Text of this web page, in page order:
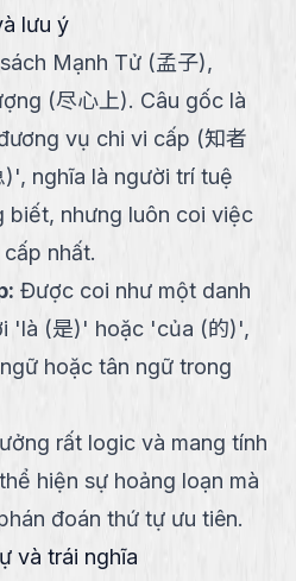
lưu ý
Mạnh Tử (孟子),
(尽心上). Câu gốc là
vụ chi vi cấp (知者
)', nghĩa là người trí tuệ
biết, nhưng luôn coi việc
nhất.
: Được coi như một danh
'là (是)' hoặc 'của (的)',
hoặc tân ngữ trong
rất logic và mang tính
hiện sự hoảng loạn mà
đoán thứ tự ưu tiên.
và trái nghĩa